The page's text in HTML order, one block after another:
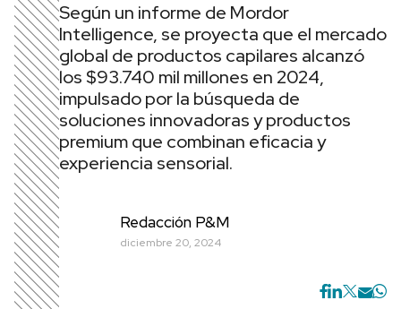
Según un informe de Mordor
Intelligence, se proyecta que el mercado
global de productos capilares alcanzó
los $93.740 mil millones en 2024,
impulsado por la búsqueda de
soluciones innovadoras y productos
premium que combinan eficacia y
experiencia sensorial.
Redacción P&M
diciembre 20, 2024